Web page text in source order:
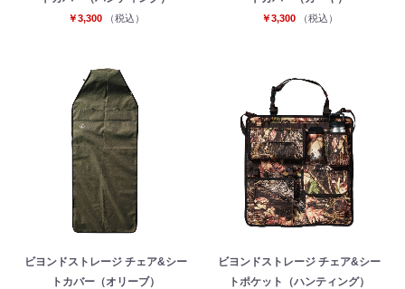
￥3,300 （税込） ￥3,300 （税込）
ビヨンドストレージ チェア&シー
トカバー（オリーブ）
ビヨンドストレージ チェア&シー
トポケット（ハンティング）